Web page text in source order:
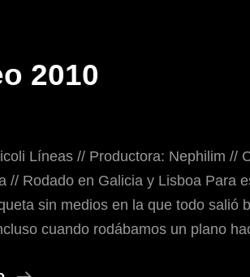
2010
Líneas // Productora: Nephilim //
// Rodado en Galicia y Lisboa Para
sin medios en la que todo salió
cuando rodábamos un plano